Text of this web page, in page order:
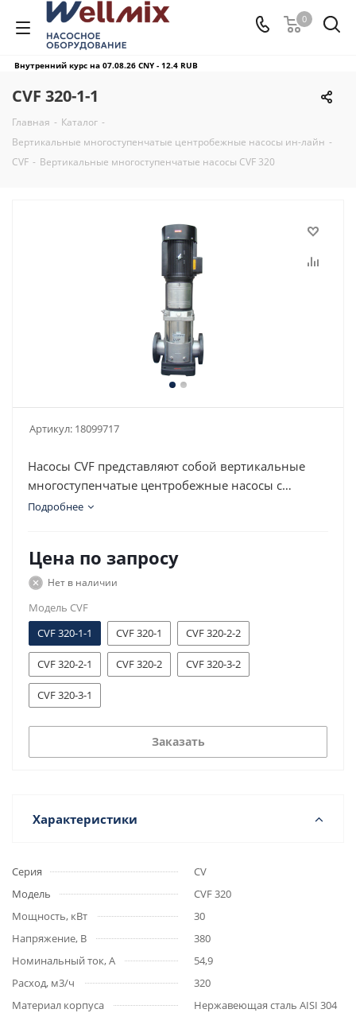
0
Внутренний курс на 07.08.26 CNY - 12.4 RUB
CVF 320-1-1
Главная - Каталог -
Вертикальные многоступенчатые центробежные насосы ин-лайн -
CVF - Вертикальные многоступенчатые насосы CVF 320
Артикул: 18099717
Насосы CVF представляют собой вертикальные
многоступенчатые центробежные насосы с
нормальным всасыванием со стандартным
Подробнее
Цена по запросу
Нет в наличии
Модель CVF
CVF 320-1-1
CVF 320-1 CVF 320-2-2
CVF 320-2-1 CVF 320-2 CVF 320-3-2
CVF 320-3-1
Заказать
Характеристики
Серия
CV
Модель
CVF 320
Мощность, кВт
30
Напряжение, В
380
Номинальный ток, А
54,9
Расход, м3/ч
320
Материал корпуса
Нержавеющая сталь AISI 304